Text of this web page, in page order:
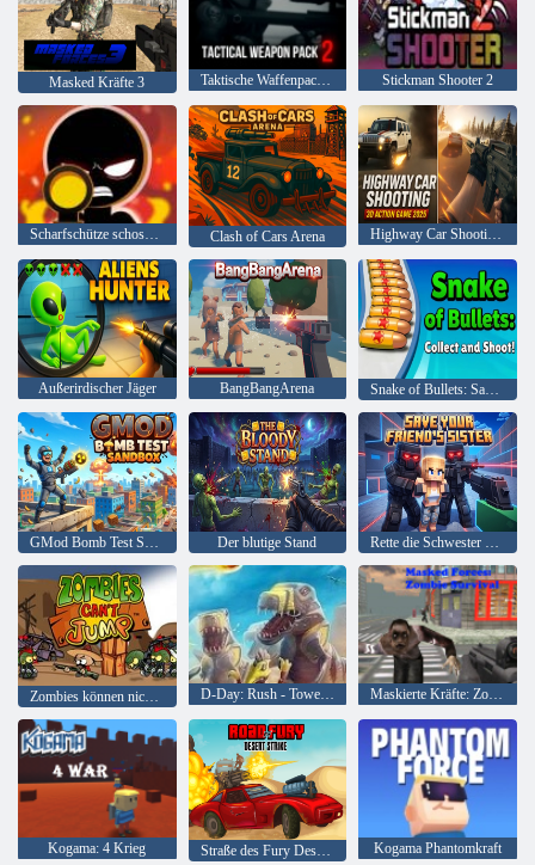
Masked Kräfte 3 Taktische Waffenpackung 2 Stickman Shooter 2
Scharfschütze schoss 3D Clash of Cars Arena Highway Car Shooting 3D-Actionspiel 2025
Außerirdischer Jäger BangBangArena Snake of Bullets: Sammeln und schießen!
GMod Bomb Test Sandbox Der blutige Stand Rette die Schwester deines Freundes
D-Day: Rush - Tower Defense Maskierte Kräfte: Zombie-Überleben
Kogama: 4 Krieg Straße des Fury Desert Strike Kogama Phantomkraft